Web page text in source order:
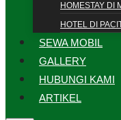
HOMESTAY DI
HOTEL DI
SEWA MOBIL
GALLERY
HUBUNGI KAMI
ARTIKEL